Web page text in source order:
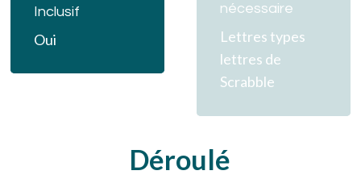
Inclusif
Oui
nécessaire
Lettres types
lettres de
Scrabble
Déroulé